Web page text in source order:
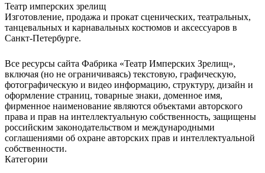
Театр имперских зрелищ
Изготовление, продажа и прокат сценических, театральных,
танцевальных и карнавальных костюмов и аксессуаров в
Санкт-Петербурге.
Все ресурсы сайта Фабрика «Театр Имперских Зрелищ»,
включая (но не ограничиваясь) текстовую, графическую,
фотографическую и видео информацию, структуру, дизайн и
оформление страниц, товарные знаки, доменное имя,
фирменное наименование являются объектами авторского
права и прав на интеллектуальную собственность, защищены
российским законодательством и международными
соглашениями об охране авторских прав и интеллектуальной
собственности.
Категории